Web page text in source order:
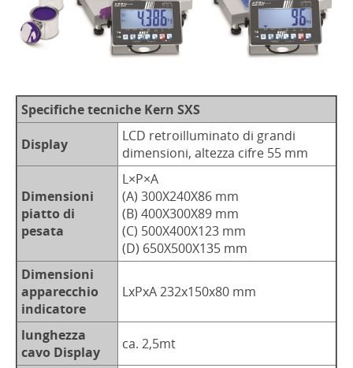
Specifiche tecniche Kern SXS
Display
LCD retroilluminato di grandi
dimensioni, altezza cifre 55 mm
Dimensioni
piatto di
pesata
L×P×A
(A) 300X240X86 mm
(B) 400X300X89 mm
(C) 500X400X123 mm
(D) 650X500X135 mm
Dimensioni
apparecchio
indicatore
LxPxA 232x150x80 mm
lunghezza
cavo Display
ca. 2,5mt